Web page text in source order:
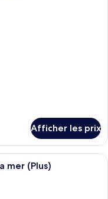
Afficher les prix
d’hôtel moderne
mer (Plus)